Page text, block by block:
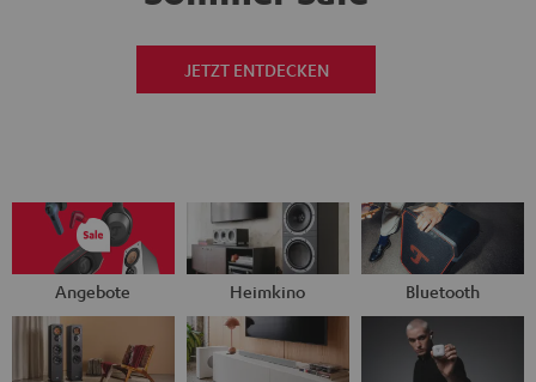
JETZT ENTDECKEN
Angebote Heimkino Bluetooth